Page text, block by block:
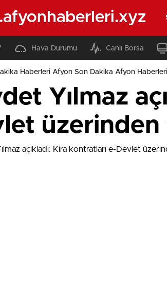
Hava Durumu Canlı Borsa
Haberleri Afyon Son Dakika Afyon Haberleri
Yılmaz
üzerinden